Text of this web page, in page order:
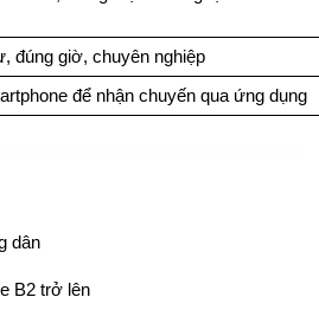
đúng giờ, chuyên nghiệp
để nhận chuyến qua ứng dụng
dân
B2 trở lên